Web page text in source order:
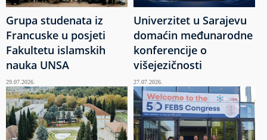
Grupa studenata iz
Francuske u posjeti
Fakultetu islamskih
nauka UNSA
29.07.2026.
Univerzitet u Sarajevu
domaćin međunarodne
konferencije o
višejezičnosti
27.07.2026.